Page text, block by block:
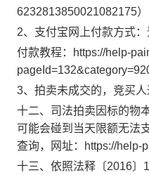
6232813850021082175
2、支付宝网上付款方式
付款教程：
https://help-
3、拍卖未成交的，竞买
十二、司法拍卖因标的物
可能会碰到当天限额无法
查询，网址：
https://help-
十三、依照法释 〔2016〕